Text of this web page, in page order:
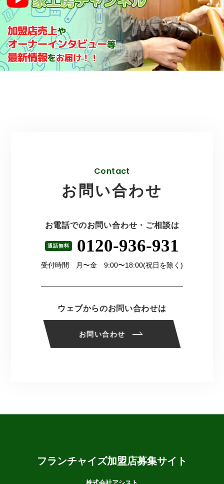
Contact
お問い合わせ
お電話でのお問い合わせ・ご相談は
通話無料 0120-936-931
受付時間 月〜金 9:00〜18:00(祝日を除く)
ウェブからのお問い合わせは
お問い合わせ
フランチャイズ加盟店募集サイト